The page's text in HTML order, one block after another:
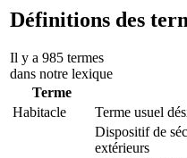
Définitions des
Il y a 985 termes
dans notre lexique
Terme
Habitacle
Terme usuel
Dispositif de
extérieurs